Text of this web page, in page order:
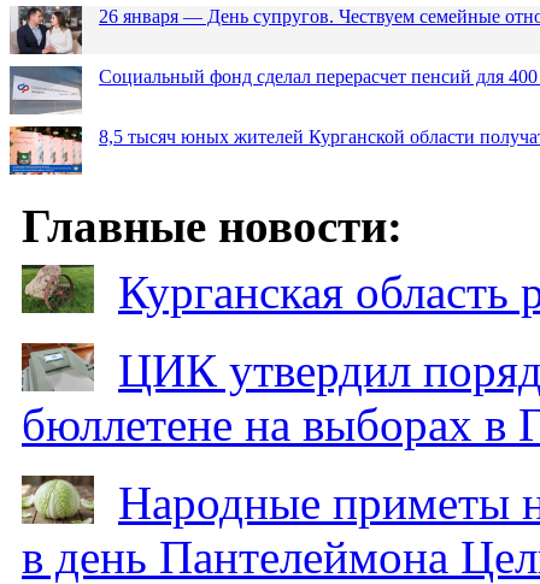
26 января — День супругов. Чествуем семейные
Социальный фонд сделал перерасчет пенсий для
8,5 тысяч юных жителей Курганской области
Главные новости:
Курганская
ЦИК утвердил
бюллетене на выборах в
Народные приметы
в день Пантелеймона